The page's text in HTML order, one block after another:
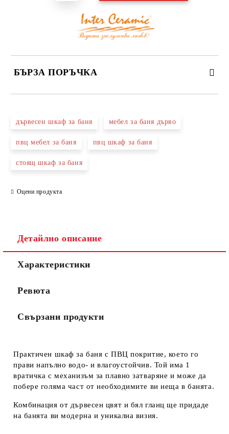
БЪРЗА ПОРЪЧКА
Ние ще се свържем с вас в рамките на работния ден.
дървесен шкаф за баня мебел за баня дърво
пвц мебел за баня пвц шкаф за баня
стоящ шкаф за баня
Оцени продукта
Детайлно описание
Характеристики
Ревюта
Свързани продукти
Практичен шкаф за баня с ПВЦ покритие, което го
прави напълно водо- и влагоустойчив. Той има 1
вратичка с механизъм за плавно затваряне и може да
побере голяма част от необходимите ви неща в банята.
Комбинация от дървесен цвят и бял гланц ще придаде
на банята ви модерна и уникална визия.